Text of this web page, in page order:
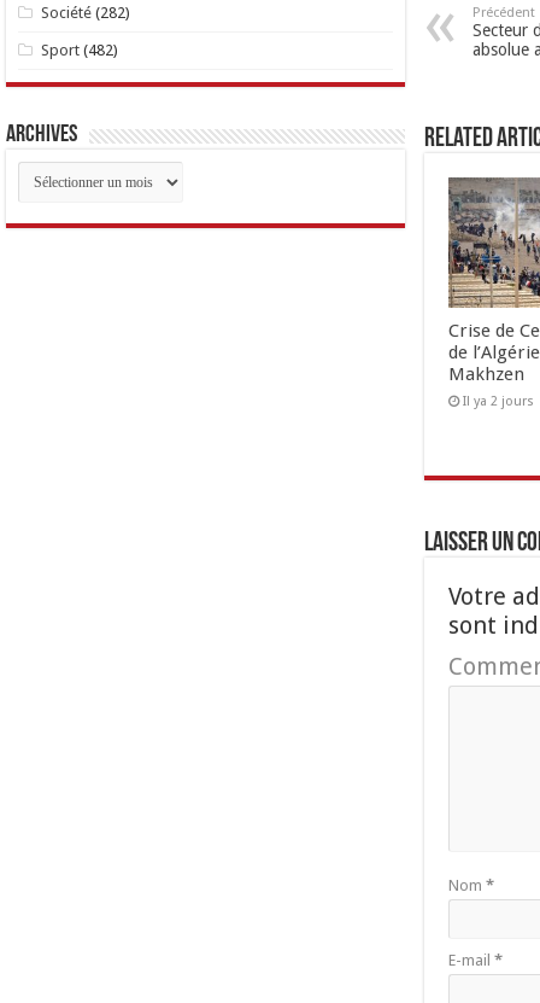
Précédent
Secteur
absolue
Related
Crise de
de
Makhzen
Il ya 2 jours
Laisser un
Votre
sont
Nom *
E-mail *
Société (282)
Sport (482)
Archives
Archives